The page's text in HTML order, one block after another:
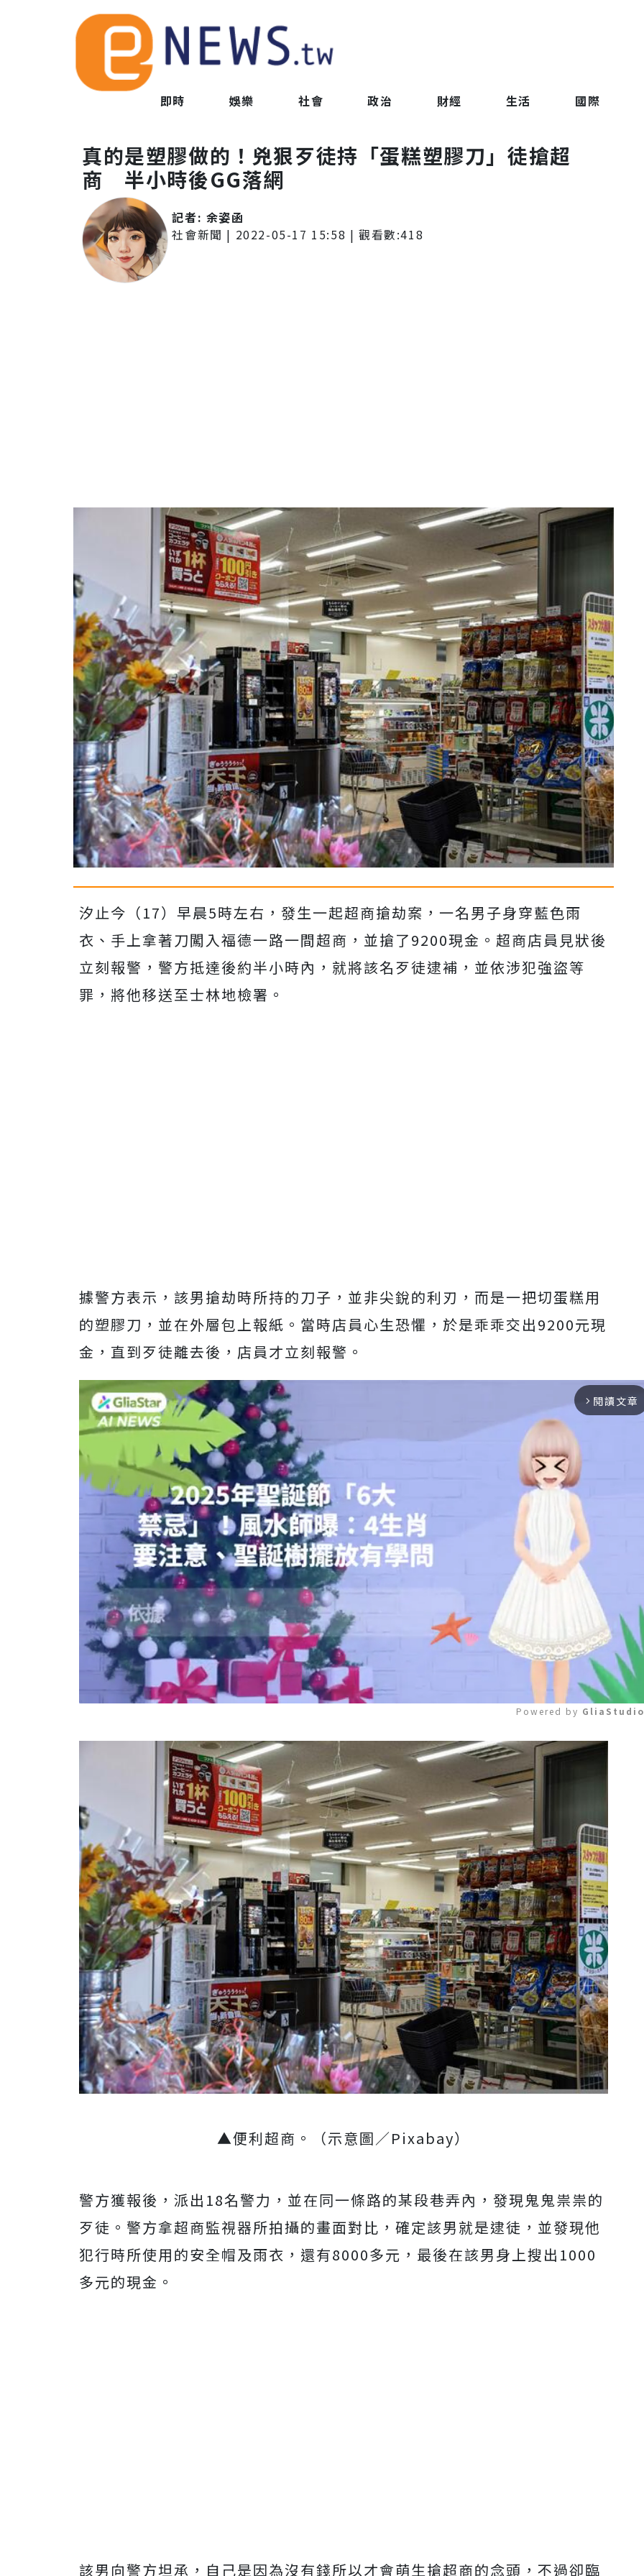
即時 娛樂 社會 政治 財經 生活 國際
真的是塑膠做的！兇狠歹徒持「蛋糕塑膠刀」徒搶超
商 半小時後GG落網
記者: 余姿函
社會新聞 | 2022-05-17 15:58 | 觀看數:418
汐止今（17）早晨5時左右，發生一起超商搶劫案，一名男子身穿藍色雨
衣、手上拿著刀闖入福德一路一間超商，並搶了9200現金。超商店員見狀後
立刻報警，警方抵達後約半小時內，就將該名歹徒逮補，並依涉犯強盜等
罪，將他移送至士林地檢署。
據警方表示，該男搶劫時所持的刀子，並非尖銳的利刃，而是一把切蛋糕用
的塑膠刀，並在外層包上報紙。當時店員心生恐懼，於是乖乖交出9200元現
金，直到歹徒離去後，店員才立刻報警。
arrow_forward_ios 閱讀文章
Powered by
▲便利超商。（示意圖／Pixabay）
警方獲報後，派出18名警力，並在同一條路的某段巷弄內，發現鬼鬼祟祟的
歹徒。警方拿超商監視器所拍攝的畫面對比，確定該男就是逮徒，並發現他
犯行時所使用的安全帽及雨衣，還有8000多元，最後在該男身上搜出1000
多元的現金。
該男向警方坦承，自己是因為沒有錢所以才會萌生搶超商的念頭，不過卻臨